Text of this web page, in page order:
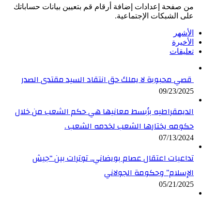
من صفحة إعدادات إضافة أرقام قم بتعيين بيانات حساباتك
على الشبكات الإجتماعية.
الأشهر
الأخيرة
تعليقات
قصي محبوبة لا يملك حق انتقاد السيد مقتدى الصدر
09/23/2025
الديمقراطيه بأبسط معانيها هي حكم الشعب من خلال
حكومه يختارها الشعب لخدمه الشعب .
07/13/2024
تداعيات اعتقال عصام بويضاني.. توترات بين “جيش
الإسلام” وحكومة الجولاني
05/21/2025